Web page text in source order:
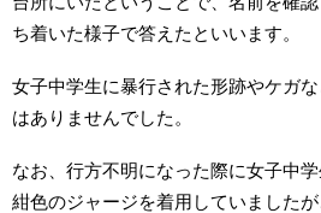
ち着いた様子で答えたといいます。
女子中学生に暴行された形跡やケガ
はありませんでした。
なお、行方不明になった際に女子中
紺色のジャージを着用していました